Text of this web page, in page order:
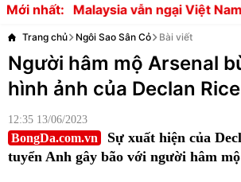
Mới nhất:
ngại Việt Nam Tottenham cân
Trang chủ Ngôi Sao Sân Cỏ Bài viết
Người hâm mộ Arsenal
hình ảnh của Declan Rice
12:35 13/06/2023
BongDa.com.vn
Sự xuất hiện của
tuyển Anh gây bão với người hâm